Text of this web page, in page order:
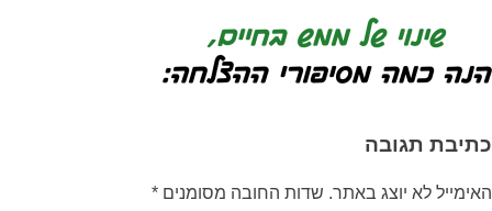
כתיבת תגובה
האימייל לא יוצג באתר. שדות החובה מסומנים *